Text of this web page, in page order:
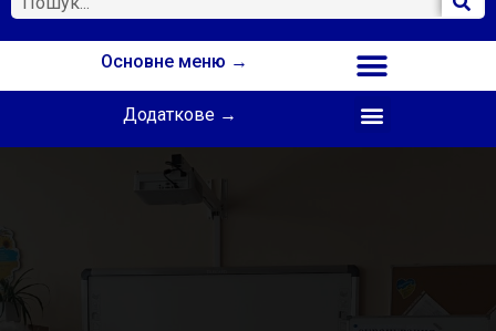
Основне меню →
Додаткове →